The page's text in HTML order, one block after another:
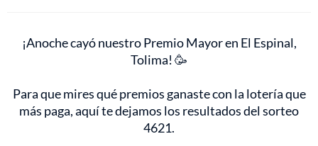
¡Anoche cayó nuestro Premio Mayor en El Espinal,
Tolima! 🥳
Para que mires qué premios ganaste con la lotería que
más paga, aquí te dejamos los resultados del sorteo
4621.